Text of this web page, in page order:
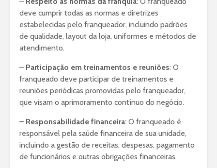
deve cumprir todas as normas e diretrizes
estabelecidas pelo franqueador, incluindo padrões
de qualidade, layout da loja, uniformes e métodos de
atendimento.
– Participação em treinamentos e reuniões: O
franqueado deve participar de treinamentos e
reuniões periódicas promovidas pelo franqueador,
que visam o aprimoramento contínuo do negócio.
– Responsabilidade financeira: O franqueado é
responsável pela saúde financeira de sua unidade,
incluindo a gestão de receitas, despesas, pagamento
de funcionários e outras obrigações financeiras.